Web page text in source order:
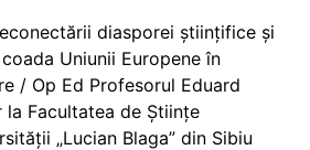
diasporei științifice și
Uniunii Europene în
/ Op Ed Profesorul Eduard
Facultatea de Științe
„Lucian Blaga” din Sibiu